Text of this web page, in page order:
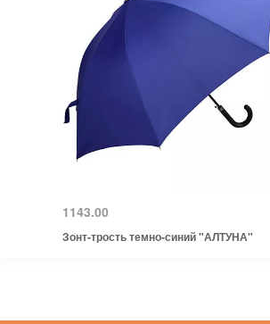
1143.00
Зонт-трость темно-синий "АЛТУНА"